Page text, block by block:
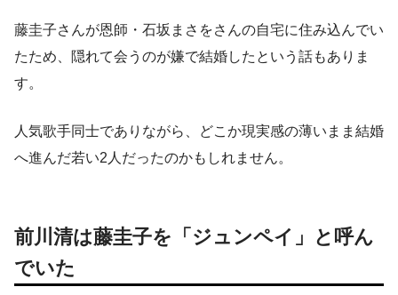
藤圭子さんが恩師・石坂まさをさんの自宅に住み込んでい
たため、隠れて会うのが嫌で結婚したという話もありま
す。
人気歌手同士でありながら、どこか現実感の薄いまま結婚
へ進んだ若い2人だったのかもしれません。
前川清は藤圭子を「ジュンペイ」と呼ん
でいた